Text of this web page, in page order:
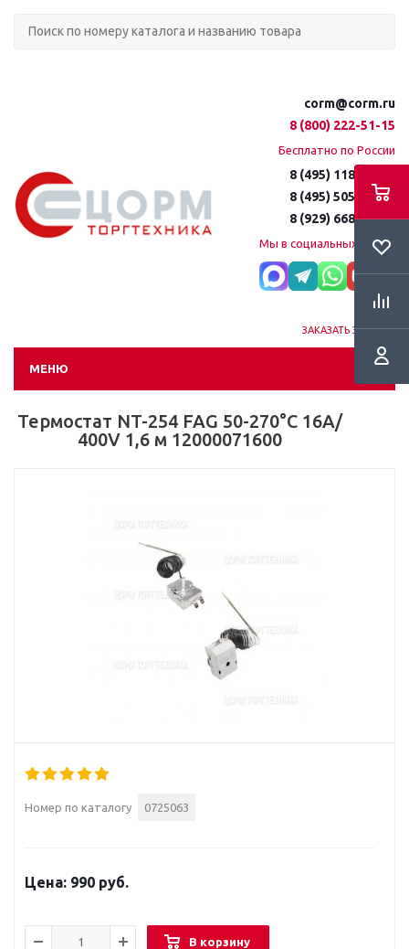
corm@corm.ru
8 (800) 222-51-15
Бесплатно по России
8 (495) 118-61-16
8 (495) 505-51-15
8 (929) 668-95-35
Мы в социальных сетях:
ЗАКАЗАТЬ ЗВОНОК
МЕНЮ
Термостат NT-254 FAG 50-270°С 16А/
400V 1,6 м 12000071600
Номер по каталогу 0725063
990 руб.
В корзину